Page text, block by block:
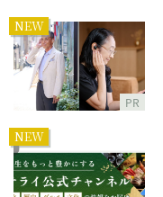
NEW
PR
NEW